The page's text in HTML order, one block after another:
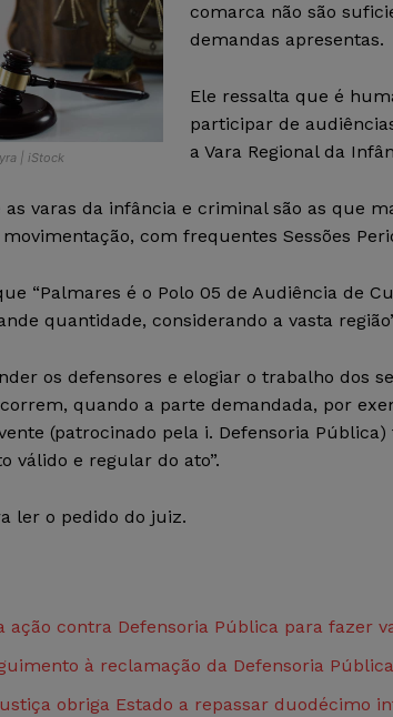
| iStock
comarca não são
demandas apresentas.
Ele ressalta que é
participar de
a Vara Regional da
varas da infância e criminal são as que
com frequentes Sessões
“Palmares é o Polo 05 de Audiência de
quantidade, considerando a vasta
os defensores e elogiar o trabalho dos
quando a parte demandada, por
(patrocinado pela i. Defensoria
válido e regular do ato”.
ler o pedido do juiz.
ação contra Defensoria Pública para fazer
à reclamação da Defensoria
obriga Estado a repassar duodécimo